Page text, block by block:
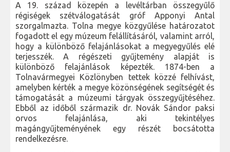
A 19. század közepén a levéltárban összegyűlő
régiségek szétválogatását gróf Apponyi Antal
szorgalmazta. Tolna megye közgyűlése határozatot
fogadott el egy múzeum felállításáról, valamint arról,
hogy a különböző felajánlásokat a megyegyűlés elé
terjesszék. A régészeti gyűjtemény alapját is
különböző felajánlások képezték. 1874-ben a
Tolnavármegyei Közlönyben tettek közzé felhívást,
amelyben kérték a megye közönségének segítségét és
támogatását a múzeumi tárgyak összegyűjtéséhez.
Ebből az időből származik dr. Novák Sándor paksi
orvos felajánlása, aki tekintélyes
magángyűjteményének egy részét bocsátotta
rendelkezésre.